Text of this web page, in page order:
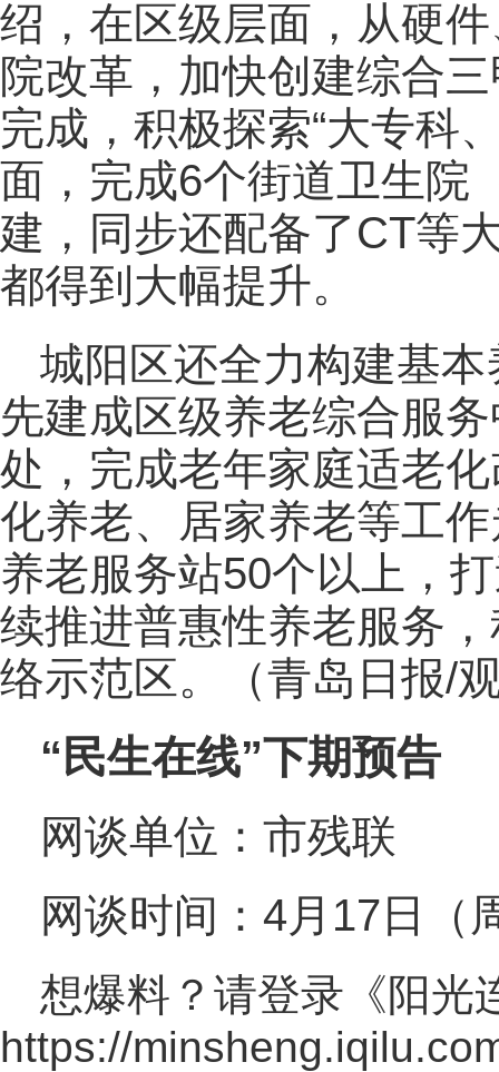
绍，在区级层面，从硬
院改革，加快创建综合
完成，积极探索“大专科
面，完成6个街道卫生院
建，同步还配备了CT等
都得到大幅提升。
城阳区还全力构建基
先建成区级养老综合服
处，完成老年家庭适老
化养老、居家养老等工
养老服务站50个以上，
续推进普惠性养老服务
络示范区。（青岛日报/
“民生在线”下期预告
网谈单位：市残联
网谈时间：4月17日
想爆料？请登录《阳光
https://